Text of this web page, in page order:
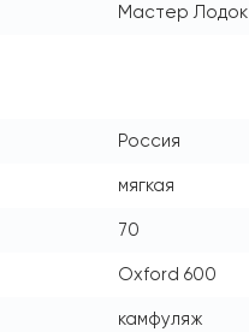
Мастер Лодок
Россия
мягкая
70
Oxford 600
камфуляж